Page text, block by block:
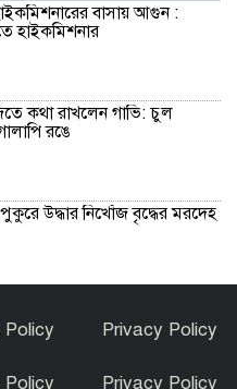
বাসায় আগুন :
হাইকমিশনার
কথা রাখলেন গাভি: চুল
রঙে
উদ্ধার নিখোঁজ বৃদ্ধের মরদেহ
Policy Privacy Policy
Policy Privacy Policy